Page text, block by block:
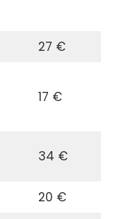
27 €
17 €
34 €
20 €